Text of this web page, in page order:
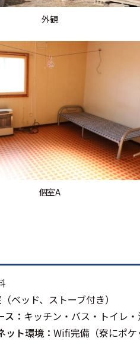
外観
個室A
ベッド、ストーブ付き）
： キッチン・バス・トイレ
ット環境： Wifi完備（寮にポケ